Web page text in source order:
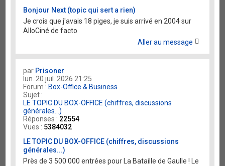
Bonjour Next (topic qui sert a rien)
Je crois que j'avais 18 piges, je suis arrivé en 2004 sur
AlloCiné de facto
Aller au message
par Prisoner
lun. 20 juil. 2026 21:25
Forum : Box-Office & Business
Sujet :
LE TOPIC DU BOX-OFFICE (chiffres, discussions
générales...)
Réponses : 22554
Vues : 5384032
LE TOPIC DU BOX-OFFICE (chiffres, discussions
générales...)
Près de 3 500 000 entrées pour La Bataille de Gaulle ! Le